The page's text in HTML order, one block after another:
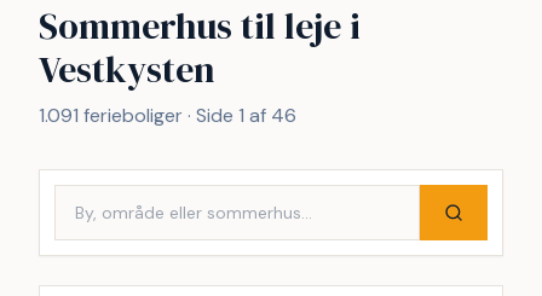
Sommerhus til leje i
Vestkysten
1.091 ferieboliger · Side 1 af 46